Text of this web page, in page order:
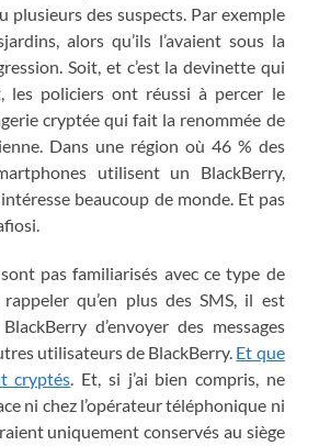
plusieurs des suspects. Par exemple
alors qu’ils l’avaient sous la
Soit, et c’est la devinette qui
les policiers ont réussi à percer le
cryptée qui fait la renommée de
Dans une région où 46 % des
utilisent un BlackBerry,
beaucoup de monde. Et pas
pas familiarisés avec ce type de
qu’en plus des SMS, il est
d’envoyer des messages
utilisateurs de BlackBerry. Et que
cryptés. Et, si j’ai bien compris, ne
ni chez l’opérateur téléphonique ni
uniquement conservés au siège